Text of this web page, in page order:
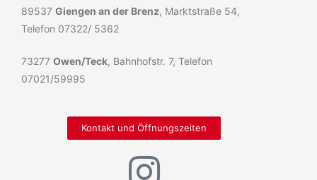
89537 Giengen an der Brenz, Marktstraße 54,
Telefon 07322/ 5362
73277 Owen/Teck, Bahnhofstr. 7, Telefon
07021/59995
Kontakt und Öffnungszeiten